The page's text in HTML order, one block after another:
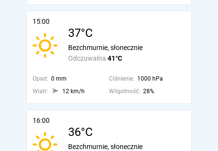
15:00
37°C
Odczuwalna 41°C
Bezchmurnie, słonecznie
Opad: 0 mm Ciśnienie: 1000 hPa
Wiatr:
12 km/h Wilgotność: 28%
16:00
36°C
Bezchmurnie, słonecznie